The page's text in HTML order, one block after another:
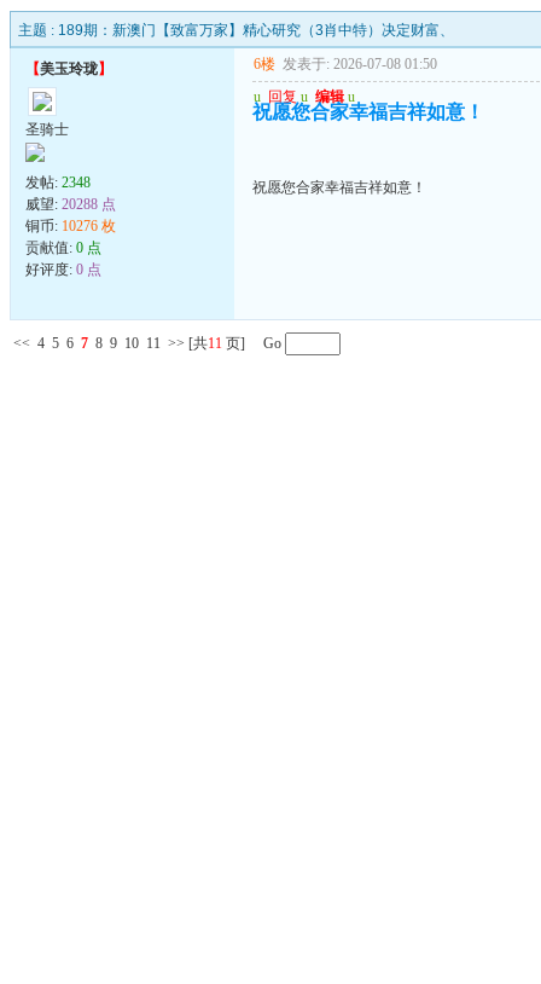
主题 : 189期：新澳门【致富万家】精心研究（3肖中特）决定财富、
【美玉玲珑】
圣骑士
发帖: 2348
威望: 20288 点
铜币: 10276 枚
贡献值: 0 点
好评度: 0 点
6楼 发表于: 2026-07-08 01:50
u 回复 u 编辑 u
祝愿您合家幸福吉祥如意！
祝愿您合家幸福吉祥如意！
<< 4 5 6 7 8 9 10 11 >> [共11 页] Go